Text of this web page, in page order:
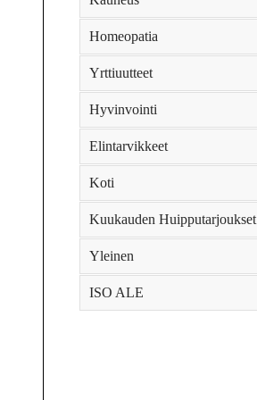
Homeopatia
Yrttiuutteet
Hyvinvointi
Elintarvikkeet
Koti
Kuukauden Huipputarjoukset
Yleinen
ISO ALE